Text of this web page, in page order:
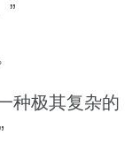
”
种极其复杂的